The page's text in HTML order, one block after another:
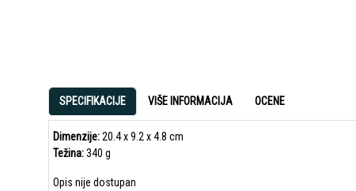
SPECIFIKACIJE VIŠE INFORMACIJA OCENE
Dimenzije:20.4 x 9.2 x 4.8 cm
Težina:340 g
Opis nije dostupan